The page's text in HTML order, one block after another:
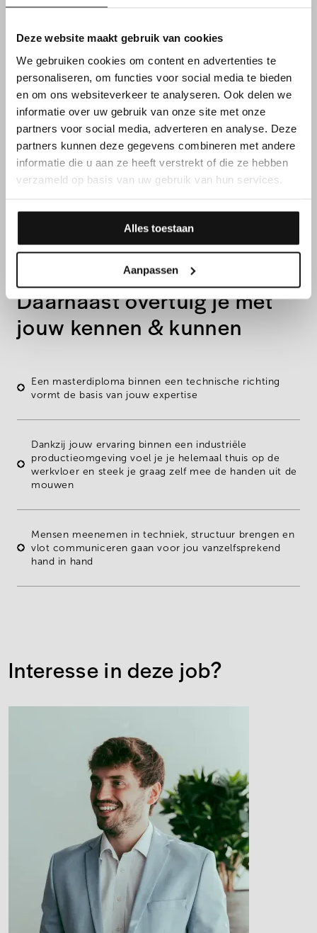
Deze website maakt gebruik van cookies
We gebruiken cookies om content en advertenties te
personaliseren, om functies voor social media te bieden
en om ons websiteverkeer te analyseren. Ook delen we
informatie over uw gebruik van onze site met onze
partners voor social media, adverteren en analyse. Deze
partners kunnen deze gegevens combineren met andere
informatie die u aan ze heeft verstrekt of die ze hebben
verzameld op basis van uw gebruik van hun services.
Alles toestaan
Aanpassen
dagelijkse realiteit
FUNCTIEVEREISTEN
Daarnaast overtuig je met
jouw kennen & kunnen
Een masterdiploma binnen een technische richting
vormt de basis van jouw expertise
Dankzij jouw ervaring binnen een industriële
productieomgeving voel je je helemaal thuis op de
werkvloer en steek je graag zelf mee de handen uit de
mouwen
Mensen meenemen in techniek, structuur brengen en
vlot communiceren gaan voor jou vanzelfsprekend
hand in hand
Interesse in deze job?